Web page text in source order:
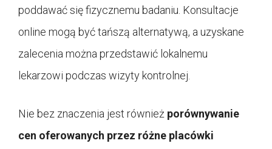
poddawać się fizycznemu badaniu. Konsultacje
online mogą być tańszą alternatywą, a uzyskane
zalecenia można przedstawić lokalnemu
lekarzowi podczas wizyty kontrolnej.
Nie bez znaczenia jest również porównywanie
cen oferowanych przez różne placówki